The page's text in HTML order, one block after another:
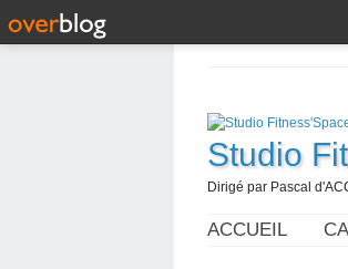
Studio
Dirigé par Pascal
ACCUEIL